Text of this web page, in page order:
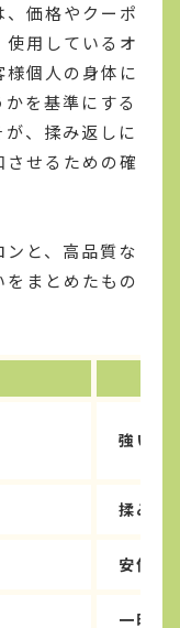
価格やクーポ
用しているオ
個人の身体に
を基準にする
、揉み返しに
せるための確
と、高品質な
まとめたもの
強い指
揉み返
安価な
一時的